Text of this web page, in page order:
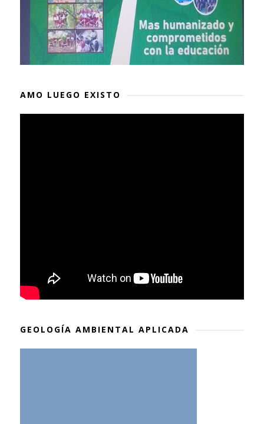
AMO LUEGO EXISTO
GEOLOGÍA AMBIENTAL APLICADA